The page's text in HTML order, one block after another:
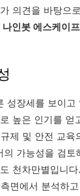
의견을 바탕으
인봇 에스케이
성장세를 보이
높은 인기를
제 및 안전 교
가능성을 검
천차만별입니
면에서 분석하